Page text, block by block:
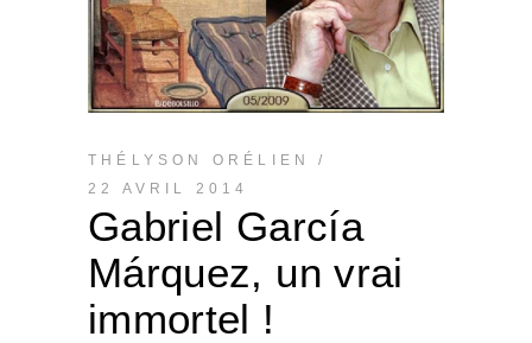
THÉLYSON ORÉLIEN
22 AVRIL 2014
Gabriel García
Márquez, un vrai
immortel !